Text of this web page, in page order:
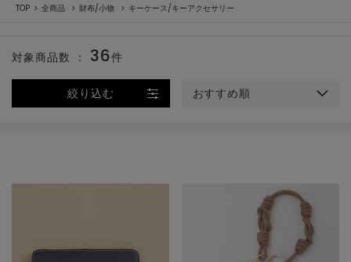
TOP 全商品 財布/小物 キーケース/キーアクセサリー
絞り込む おすすめ順
対象商品数 ： 36件